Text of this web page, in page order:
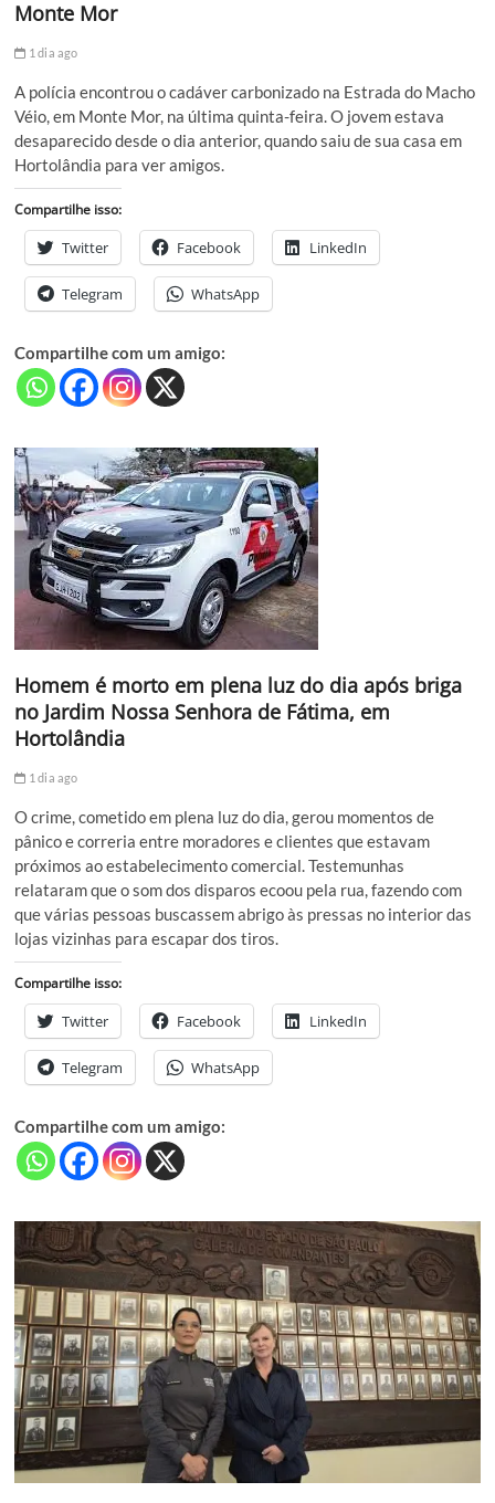
Monte Mor
1 dia ago
A polícia encontrou o cadáver carbonizado na Estrada do Macho
Véio, em Monte Mor, na última quinta-feira. O jovem estava
desaparecido desde o dia anterior, quando saiu de sua casa em
Hortolândia para ver amigos.
Compartilhe isso:
Twitter Facebook LinkedIn
Telegram WhatsApp
Compartilhe com um amigo:
Homem é morto em plena luz do dia após briga
no Jardim Nossa Senhora de Fátima, em
Hortolândia
1 dia ago
O crime, cometido em plena luz do dia, gerou momentos de
pânico e correria entre moradores e clientes que estavam
próximos ao estabelecimento comercial. Testemunhas
relataram que o som dos disparos ecoou pela rua, fazendo com
que várias pessoas buscassem abrigo às pressas no interior das
lojas vizinhas para escapar dos tiros.
Compartilhe isso:
Twitter Facebook LinkedIn
Telegram WhatsApp
Compartilhe com um amigo: